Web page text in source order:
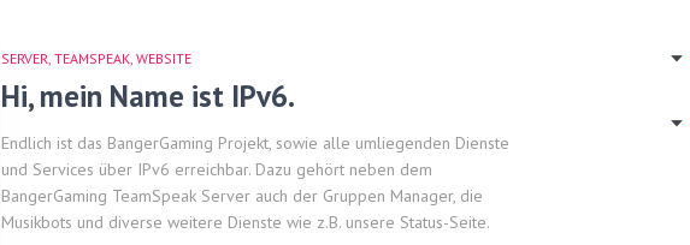
SERVER TEAMSPEAK WEBSITE
Hi, mein Name ist IPv6.
Endlich ist das BangerGaming Projekt, sowie alle umliegenden Dienste
und Services über IPv6 erreichbar. Dazu gehört neben dem
BangerGaming TeamSpeak Server auch der Gruppen Manager, die
Musikbots und diverse weitere Dienste wie z.B. unsere Status-Seite.